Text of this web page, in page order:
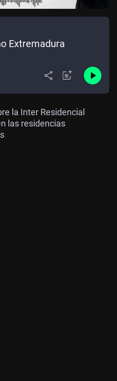
Extremadura
la Inter Residencial
las residencias